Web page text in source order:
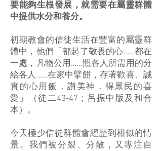
要能夠生根發展，就需要在屬靈群體
中提供水分和養分。
初期教會的信徒生活在豐富的屬靈群
體中，他們「都起了敬畏的心……都在
一處，凡物公用……照各人所需用的分
給各人……在家中擘餅，存著歡喜、誠
實的心用飯，讚美神，得眾民的喜
愛」（徒二43-47；呂振中版及和合
本）。
今天極少信徒群體會經歷到相似的情
景。我們被分裂、分散，又專注自